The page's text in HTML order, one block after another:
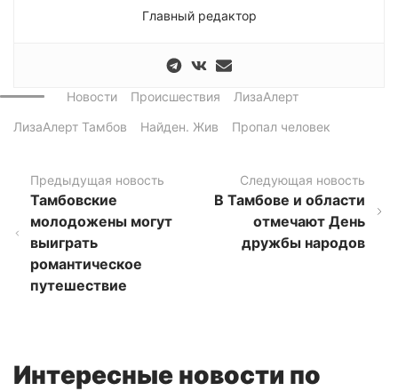
Главный редактор
Новости Происшествия
ЛизаАлерт
ЛизаАлерт Тамбов
Найден. Жив Пропал человек
Предыдущая новость
Тамбовские
молодожены могут
выиграть
романтическое
путешествие
Следующая новость
В Тамбове и области
отмечают День
дружбы народов
Интересные новости по